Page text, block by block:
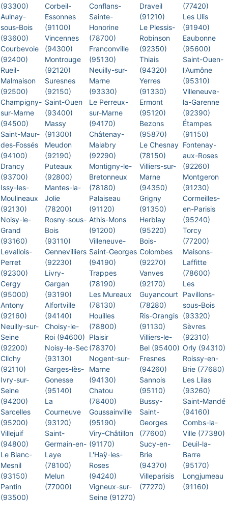
(93300)
Aulnay-
sous-Bois
(93600)
Courbevoie
(92400)
Rueil-
Malmaison
(92500)
Champigny-
sur-Marne
(94500)
Saint-Maur-
des-Fossés
(94100)
Drancy
(93700)
Issy-les-
Moulineaux
(92130)
Noisy-le-
Grand
(93160)
Levallois-
Perret
(92300)
Cergy
(95000)
Antony
(92160)
Neuilly-sur-
Seine
(92200)
Clichy
(92110)
Ivry-sur-
Seine
(94200)
Sarcelles
(95200)
Villejuif
(94800)
Le Blanc-
Mesnil
(93150)
Pantin
(93500)
Corbeil-
Essonnes
(91100)
Vincennes
(94300)
Montrouge
(92120)
Suresnes
(92150)
Saint-Ouen
(93400)
Massy
(91300)
Meudon
(92190)
Puteaux
(92800)
Mantes-la-
Jolie
(78200)
Rosny-sous-
Bois
(93110)
Gennevilliers
(92230)
Livry-
Gargan
(93190)
Alfortville
(94140)
Choisy-le-
Roi (94600)
Noisy-le-Sec
(93130)
Garges-lès-
Gonesse
(95140)
La
Courneuve
(93120)
Saint-
Germain-en-
Laye
(78100)
Melun
(77000)
Conflans-
Sainte-
Honorine
(78700)
Franconville
(95130)
Neuilly-sur-
Marne
(93330)
Le Perreux-
sur-Marne
(94170)
Châtenay-
Malabry
(92290)
Montigny-le-
Bretonneux
(78180)
Palaiseau
(91120)
Athis-Mons
(91200)
Villeneuve-
Saint-Georges
(94190)
Trappes
(78190)
Les Mureaux
(78130)
Houilles
(78800)
Plaisir
(78370)
Nogent-sur-
Marne
(94130)
Chatou
(78400)
Goussainville
(95190)
Viry-Châtillon
(91170)
L'Haÿ-les-
Roses
(94240)
Vigneux-sur-
Seine (91270)
Draveil
(91210)
Le Plessis-
Robinson
(92350)
Thiais
(94320)
Yerres
(91330)
Ermont
(95120)
Bezons
(95870)
Le Chesnay
(78150)
Villiers-sur-
Marne
(94350)
Grigny
(91350)
Herblay
(95220)
Bois-
Colombes
(92270)
Vanves
(92170)
Guyancourt
(78280)
Ris-Orangis
(91130)
Villiers-le-
Bel (95400)
Fresnes
(94260)
Sannois
(95110)
Bussy-
Saint-
Georges
(77600)
Sucy-en-
Brie
(94370)
Villeparisis
(77270)
(77420)
Les Ulis
(91940)
Eaubonne
(95600)
Saint-Ouen-
l'Aumône
(95310)
Villeneuve-
la-Garenne
(92390)
Étampes
(91150)
Fontenay-
aux-Roses
(92260)
Montgeron
(91230)
Cormeilles-
en-Parisis
(95240)
Torcy
(77200)
Maisons-
Laffitte
(78600)
Les
Pavillons-
sous-Bois
(93320)
Sèvres
(92310)
Orly (94310)
Roissy-en-
Brie (77680)
Les Lilas
(93260)
Saint-Mandé
(94160)
Combs-la-
Ville (77380)
Deuil-la-
Barre
(95170)
Longjumeau
(91160)